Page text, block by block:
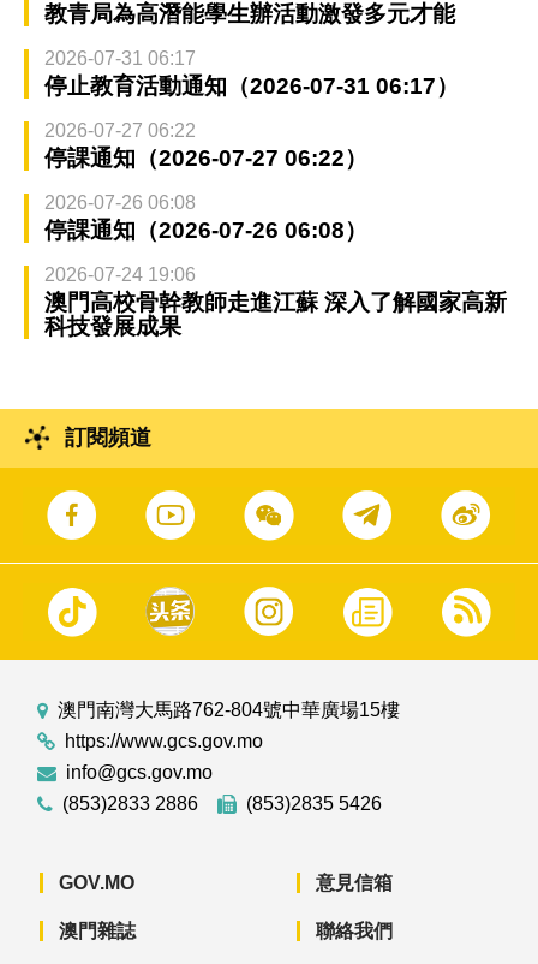
教青局為高潛能學生辦活動激發多元才能
2026-07-31 06:17
停止教育活動通知（2026-07-31 06:17）
2026-07-27 06:22
停課通知（2026-07-27 06:22）
2026-07-26 06:08
停課通知（2026-07-26 06:08）
2026-07-24 19:06
澳門高校骨幹教師走進江蘇 深入了解國家高新
科技發展成果
訂閱頻道
澳門南灣大馬路762-804號中華廣場15樓
https://www.gcs.gov.mo
info@gcs.gov.mo
(853)2833 2886
(853)2835 5426
GOV.MO
澳門雜誌
意見信箱
聯絡我們